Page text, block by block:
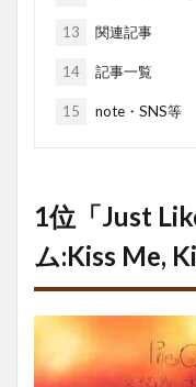
13 関連記事
14 記事一覧
15 note・SNS等
1位「Just
ム:Kiss Me,